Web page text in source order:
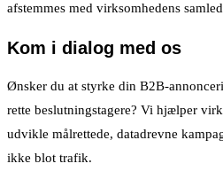
afstemmes med virksomhedens
Kom i dialog med os
Ønsker du at styrke din B2B-
rette beslutningstagere? Vi hjælper
udvikle målrettede, datadrevne
ikke blot trafik.